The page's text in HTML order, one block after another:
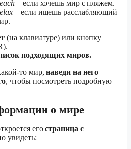
– если хочешь мир с пляжем.
– если ищешь расслабляющий
(на клавиатуре) или кнопку
подходящих миров.
то мир, наведи на него
, чтобы посмотреть подробную
о мире
его страница с
увидеть: